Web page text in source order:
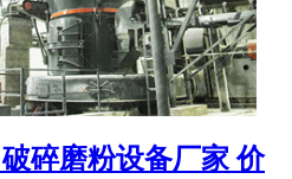
碎磨粉设备厂家 价